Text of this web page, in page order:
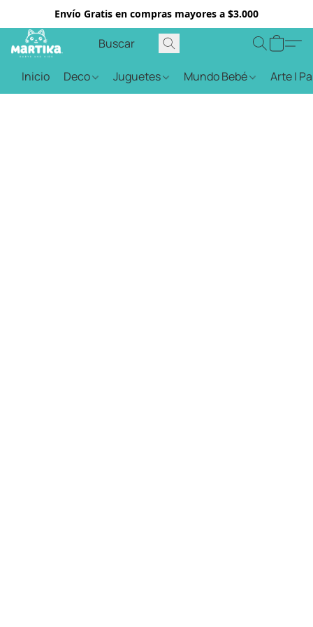
Envío Gratis en compras mayores a $3.000
Inicio Deco Juguetes Mundo Bebé Arte |